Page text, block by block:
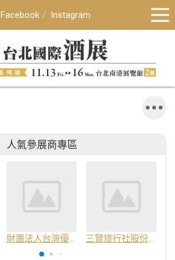
Facebook Instagram
人氣參展商專區
財團法人台灣優良農產品發展協會 三賢旅行社股份有限公司